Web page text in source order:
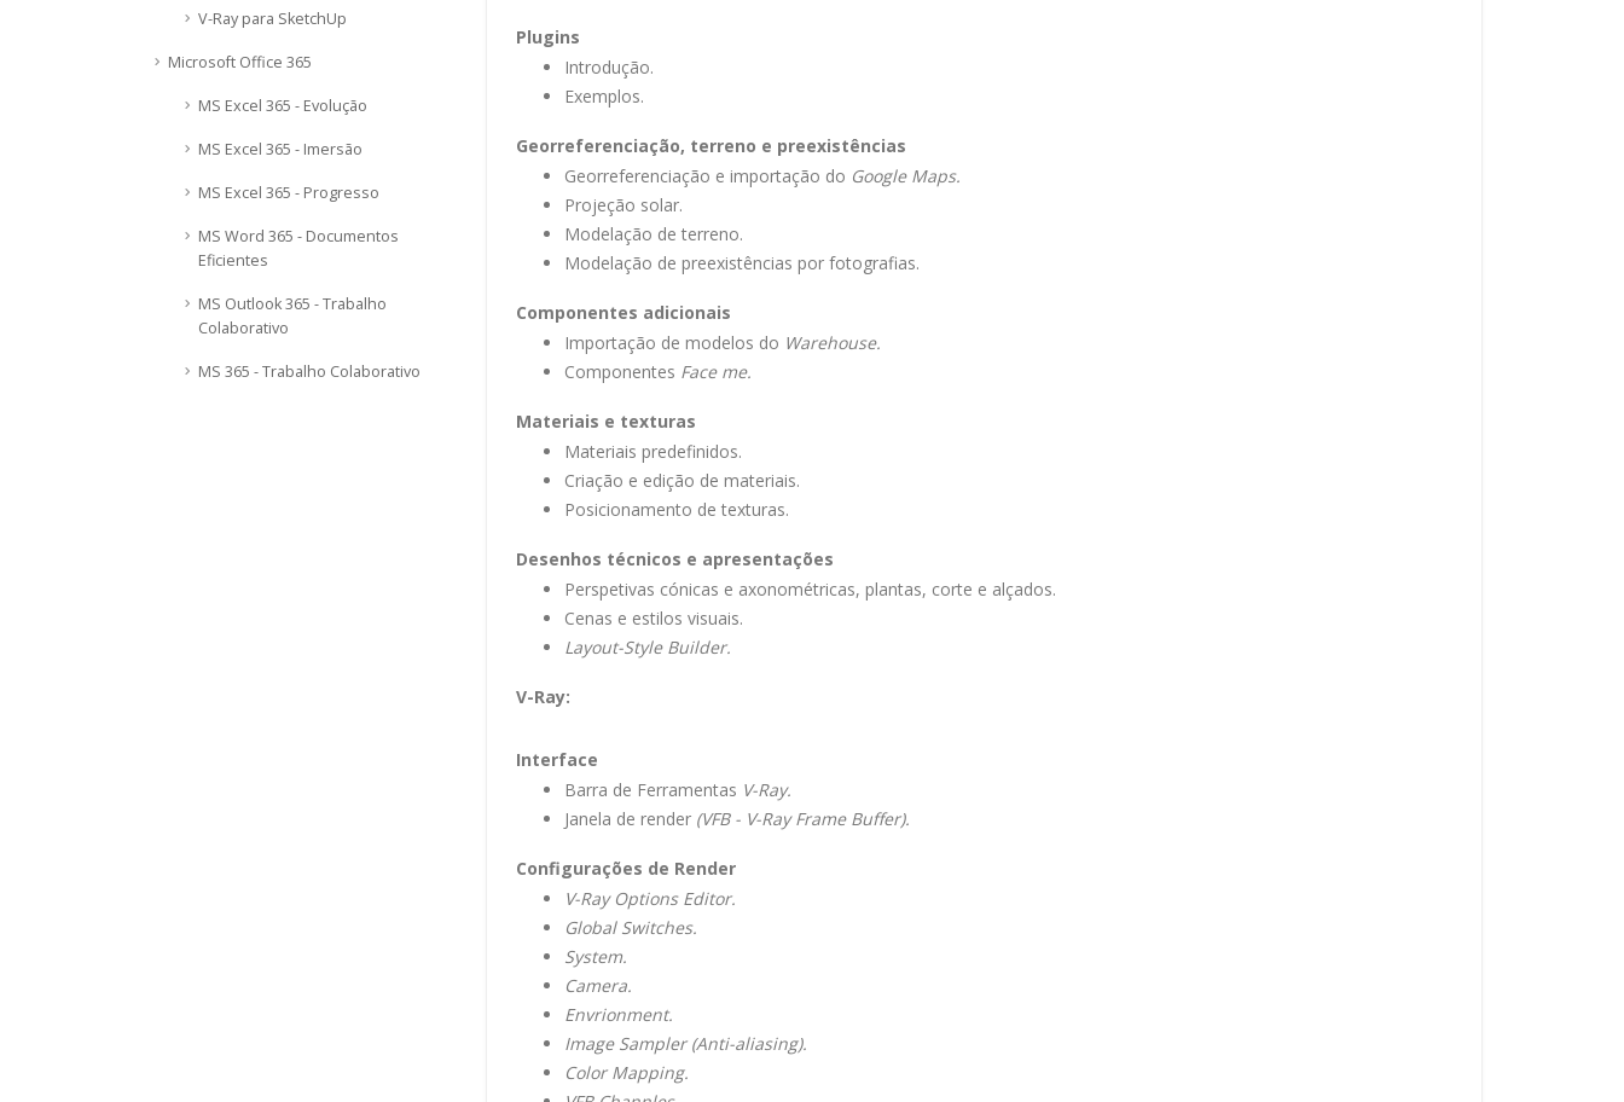
V-Ray para SketchUp
Microsoft Office 365
MS Excel 365 - Evolução
MS Excel 365 - Imersão
MS Excel 365 - Progresso
MS Word 365 - Documentos
Eficientes
MS Outlook 365 - Trabalho
Colaborativo
MS 365 - Trabalho Colaborativo
Plugins
Introdução.
Exemplos.
Georreferenciação, terreno e preexistências
Georreferenciação e importação do Google Maps.
Projeção solar.
Modelação de terreno.
Modelação de preexistências por fotografias.
Componentes adicionais
Importação de modelos do Warehouse.
Componentes Face me.
Materiais e texturas
Materiais predefinidos.
Criação e edição de materiais.
Posicionamento de texturas.
Desenhos técnicos e apresentações
Perspetivas cónicas e axonométricas, plantas, corte e alçados.
Cenas e estilos visuais.
Layout-Style Builder.
V-Ray:
Interface
Barra de Ferramentas V-Ray.
Janela de render (VFB - V-Ray Frame Buffer).
Configurações de Render
V-Ray Options Editor.
Global Switches.
System.
Camera.
Envrionment.
Image Sampler (Anti-aliasing).
Color Mapping.